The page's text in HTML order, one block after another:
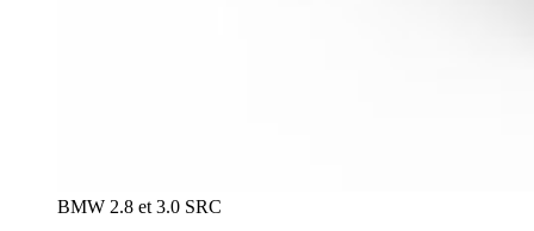
BMW 2.8 et 3.0 SRC